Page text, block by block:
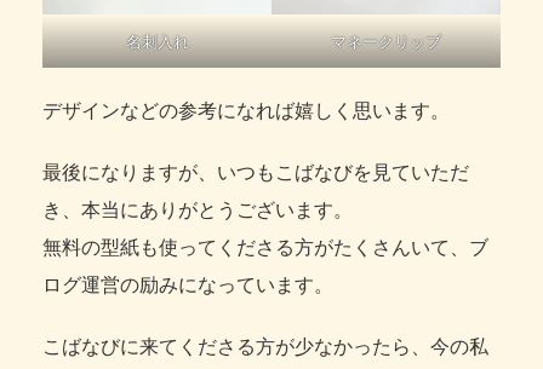
名刺入れ マネークリップ
デザインなどの参考になれば嬉しく思います。
最後になりますが、いつもこばなびを見ていただ
き、本当にありがとうございます。
無料の型紙も使ってくださる方がたくさんいて、ブ
ログ運営の励みになっています。
こばなびに来てくださる方が少なかったら、今の私